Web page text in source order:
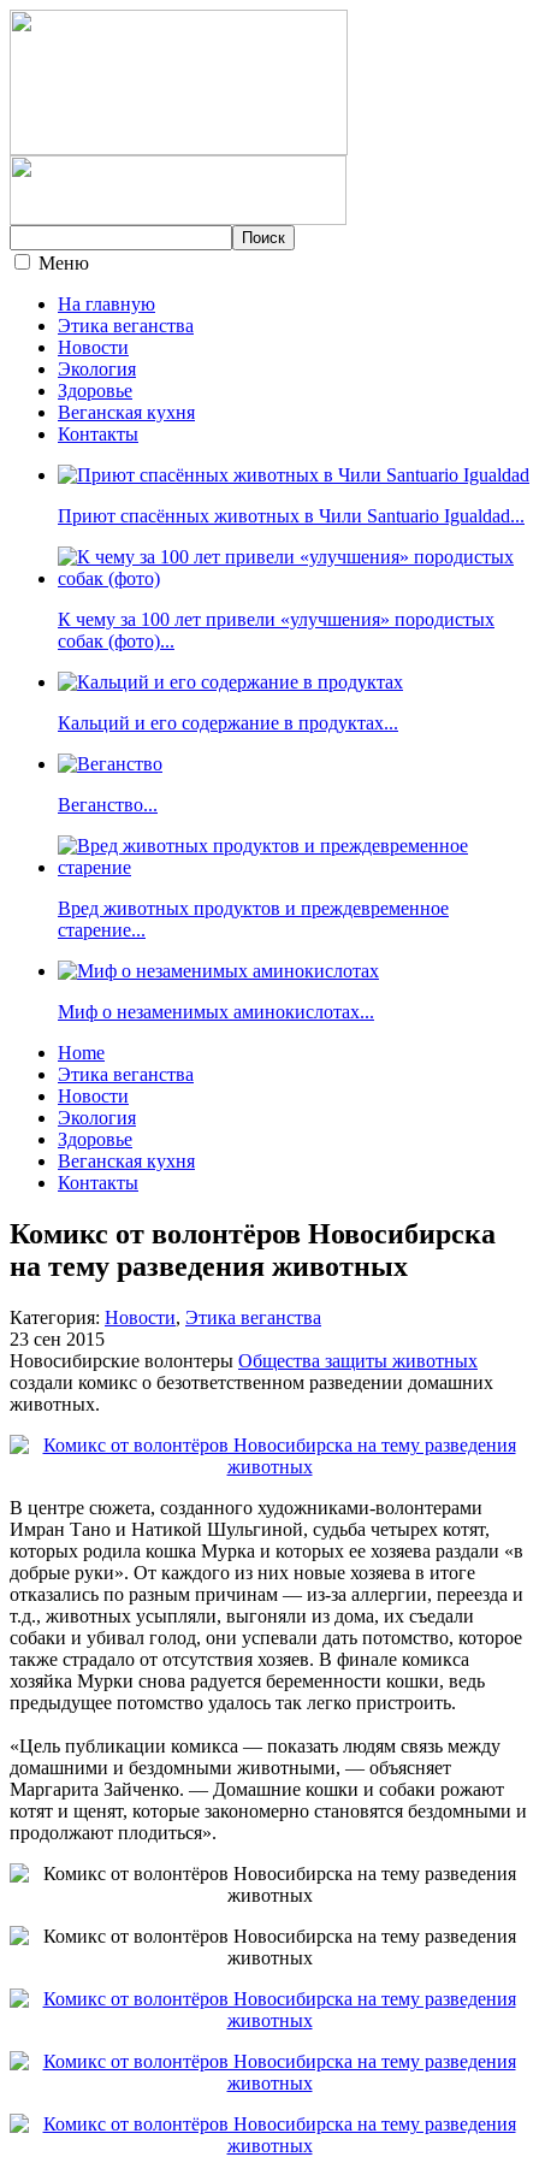
Меню
На главную
Этика веганства
Новости
Экология
Здоровье
Веганская кухня
Контакты
Приют спасённых животных в Чили Santuario Igualdad...
К чему за 100 лет привели «улучшения» породистых
собак (фото)...
Кальций и его содержание в продуктах...
Веганство...
Вред животных продуктов и преждевременное
старение...
Миф о незаменимых аминокислотах...
Home
Этика веганства
Новости
Экология
Здоровье
Веганская кухня
Контакты
Комикс от волонтёров Новосибирска
на тему разведения животных
Категория: Новости, Этика веганства
23 сен 2015
Новосибирские волонтеры Общества защиты животных
создали комикс о безответственном разведении домашних
животных.
В центре сюжета, созданного художниками-волонтерами
Имран Тано и Натикой Шульгиной, судьба четырех котят,
которых родила кошка Мурка и которых ее хозяева раздали «в
добрые руки». От каждого из них новые хозяева в итоге
отказались по разным причинам — из-за аллергии, переезда и
т.д., животных усыпляли, выгоняли из дома, их съедали
собаки и убивал голод, они успевали дать потомство, которое
также страдало от отсутствия хозяев. В финале комикса
хозяйка Мурки снова радуется беременности кошки, ведь
предыдущее потомство удалось так легко пристроить.
«Цель публикации комикса — показать людям связь между
домашними и бездомными животными, — объясняет
Маргарита Зайченко. — Домашние кошки и собаки рожают
котят и щенят, которые закономерно становятся бездомными и
продолжают плодиться».